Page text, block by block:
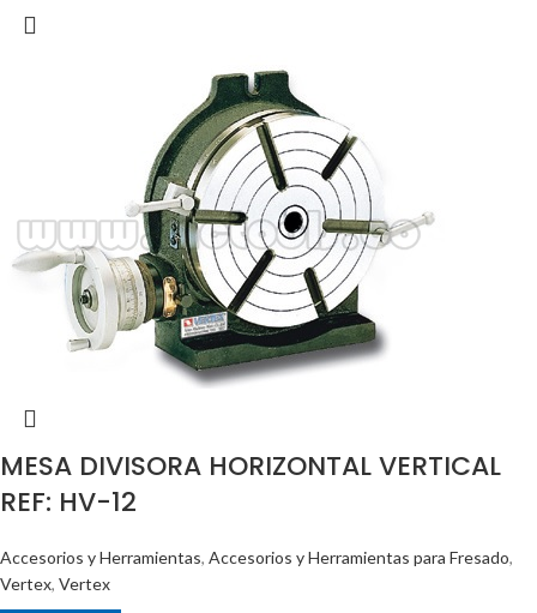
MESA DIVISORA HORIZONTAL VERTICAL
REF: HV-12
Accesorios y Herramientas, Accesorios y Herramientas para Fresado,
Vertex, Vertex